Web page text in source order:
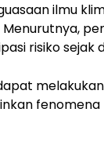
ilmu
risiko sejak